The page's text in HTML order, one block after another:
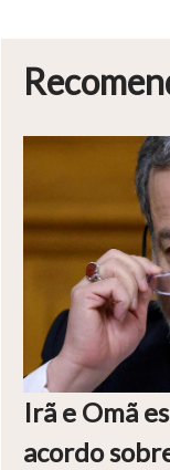
Irã e Omã
acordo